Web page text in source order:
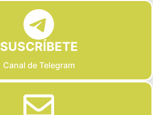
SUSCRÍBETE
Canal de Telegram